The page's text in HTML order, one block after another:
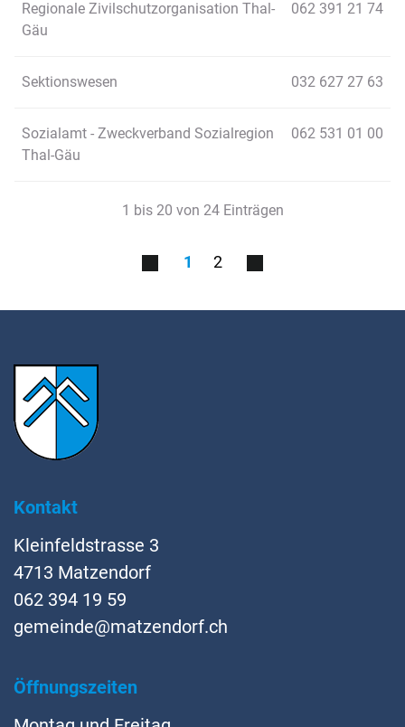
Regionale Zivilschutzorganisation Thal-
Gäu
062 391 21 74
Sektionswesen 032 627 27 63
Sozialamt - Zweckverband Sozialregion
Thal-Gäu
062 531 01 00
1 bis 20 von 24 Einträgen
1 2
Kontakt
Kleinfeldstrasse 3
4713 Matzendorf
062 394 19 59
gemeinde@matzendorf.ch
Öffnungszeiten